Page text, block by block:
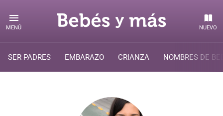
MENÚ NUEVO
SER PADRES EMBARAZO CRIANZA NOMBRES DE